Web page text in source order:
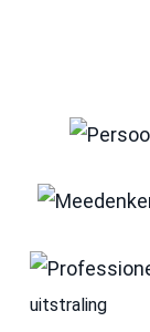
uitstraling